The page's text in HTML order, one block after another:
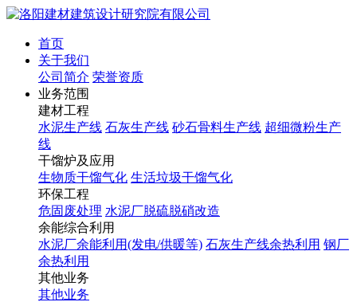
首页
关于我们
公司简介 荣誉资质
业务范围
建材工程
水泥生产线 石灰生产线 砂石骨料生产线 超细微粉生产
线
干馏炉及应用
生物质干馏气化 生活垃圾干馏气化
环保工程
危固废处理 水泥厂脱硫脱硝改造
余能综合利用
水泥厂余能利用(发电/供暖等) 石灰生产线余热利用 钢厂
余热利用
其他业务
其他业务